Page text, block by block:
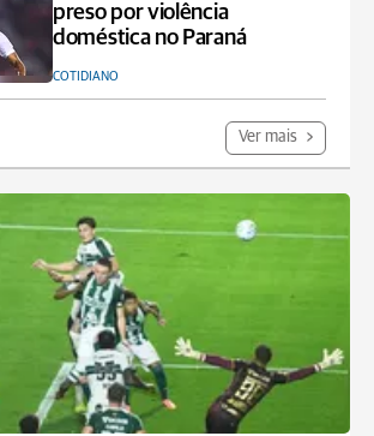
preso por violência
doméstica no Paraná
COTIDIANO
Ver mais